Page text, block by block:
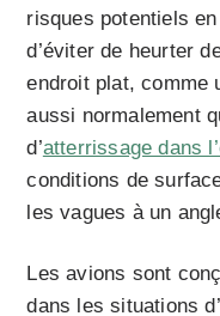
risques potentiels
d’éviter de heurter
endroit plat, comme
aussi normalement
d’atterrissage dans
conditions de
les vagues à un
Les avions sont
dans les situations